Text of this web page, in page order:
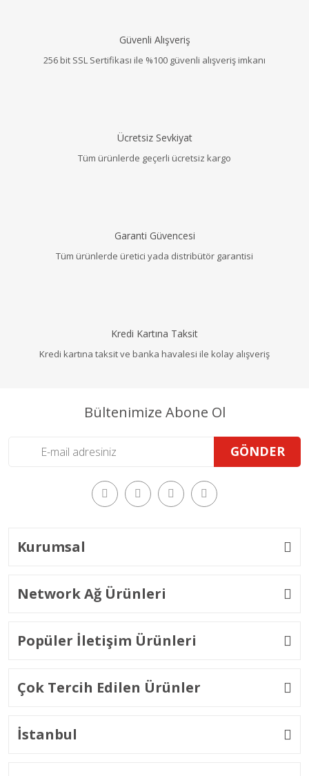
Güvenli Alışveriş
256 bit SSL Sertifikası ile %100 güvenli alışveriş imkanı
Ücretsiz Sevkiyat
Tüm ürünlerde geçerli ücretsiz kargo
Garanti Güvencesi
Tüm ürünlerde üretici yada distribütör garantisi
Kredi Kartına Taksit
Kredi kartına taksit ve banka havalesi ile kolay alışveriş
Bültenimize Abone Ol
GÖNDER
Kurumsal
Network Ağ Ürünleri
Popüler İletişim Ürünleri
Çok Tercih Edilen Ürünler
İstanbul